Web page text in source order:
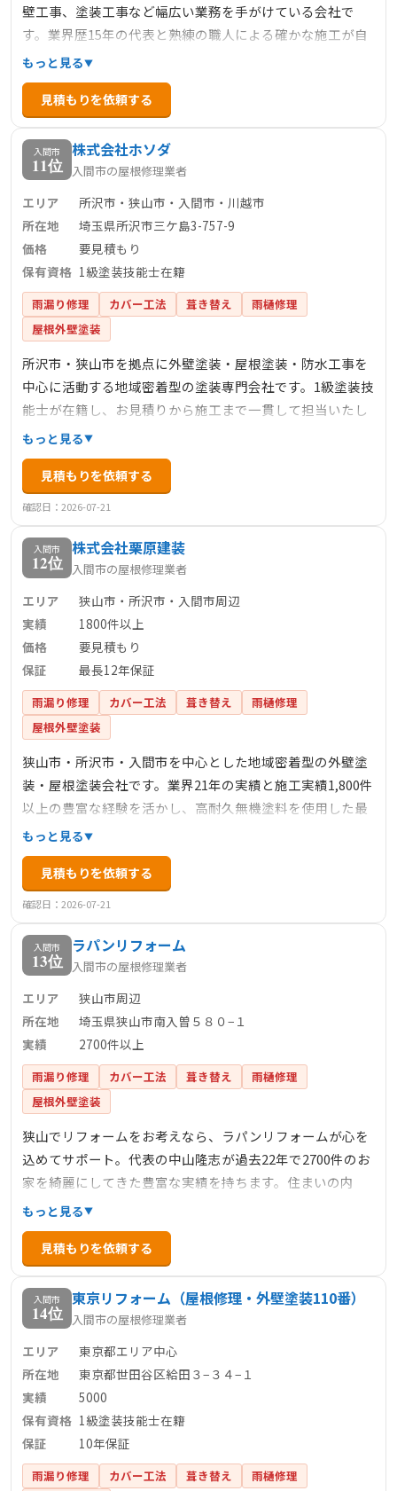
壁工事、塗装工事など幅広い業務を手がけている会社で
す。業界歴15年の代表と熟練の職人による確かな施工が自
慢で、お打ち合わせからアフターフォローまでお客様に寄
り添ってサポートしています。自慢のフットワークを活か
し、埼玉県・東京都を中心に関東一円で活動しており、雨
漏り修理や屋根修理などの住宅のお困りごとに幅広く対応
しています。
もっと見る
見積もりを依頼する
入間市
11位
株式会社ホソダ
入間市の屋根修理業者
エリア
所沢市・狭山市・入間市・川越市
所在地
埼玉県所沢市三ケ島3-757-9
価格
要見積もり
保有資格 1級塗装技能士在籍
雨漏り修理 カバー工法 葺き替え
雨樋修理
屋根外壁塗装
所沢市・狭山市を拠点に外壁塗装・屋根塗装・防水工事を
中心に活動する地域密着型の塗装専門会社です。1級塗装技
能士が在籍し、お見積りから施工まで一貫して担当いたし
ます。直営店ならではの高品質・低価格を実現し、細部ま
で手を抜かないプロの仕事をお約束します。年間施工実績
多数で、中間マージンをかけずリーズナブルな価格で施工
いたします。
もっと見る
見積もりを依頼する
確認日：2026-07-21
入間市
12位
株式会社栗原建装
入間市の屋根修理業者
エリア
狭山市・所沢市・入間市周辺
実績
1800件以上
価格
要見積もり
保証
最長12年保証
雨漏り修理 カバー工法 葺き替え
雨樋修理
屋根外壁塗装
狭山市・所沢市・入間市を中心とした地域密着型の外壁塗
装・屋根塗装会社です。業界21年の実績と施工実績1,800件
以上の豊富な経験を活かし、高耐久無機塗料を使用した最
長12年保証の高品質施工を提供。完全自社施工による安心
の品質管理、無料現地調査、迅速な対応、充実したアフタ
ーフォローで、お客様の大切なお住まいを長期的に守りま
す。
もっと見る
見積もりを依頼する
確認日：2026-07-21
入間市
13位
ラパンリフォーム
入間市の屋根修理業者
エリア
狭山市周辺
所在地
埼玉県狭山市南入曽５８０−１
実績
2700件以上
雨漏り修理 カバー工法 葺き替え
雨樋修理
屋根外壁塗装
狭山でリフォームをお考えなら、ラパンリフォームが心を
込めてサポート。代表の中山隆志が過去22年で2700件のお
家を綺麗にしてきた豊富な実績を持ちます。住まいの内
装・外装・水回りなど、快適・安全な暮らしのための設
計・施工をトータルプロデュース。お客様の大切な住まい
を守り、家族が最高の休息場所として快適に過ごせるよう
真心込めて対応いたします。
もっと見る
見積もりを依頼する
入間市
14位
東京リフォーム（屋根修理・外壁塗装110番）
入間市の屋根修理業者
エリア
東京都エリア中心
所在地
東京都世田谷区給田３−３４−１
実績
5000
保有資格 1級塗装技能士在籍
保証
10年保証
雨漏り修理 カバー工法 葺き替え 雨樋修理